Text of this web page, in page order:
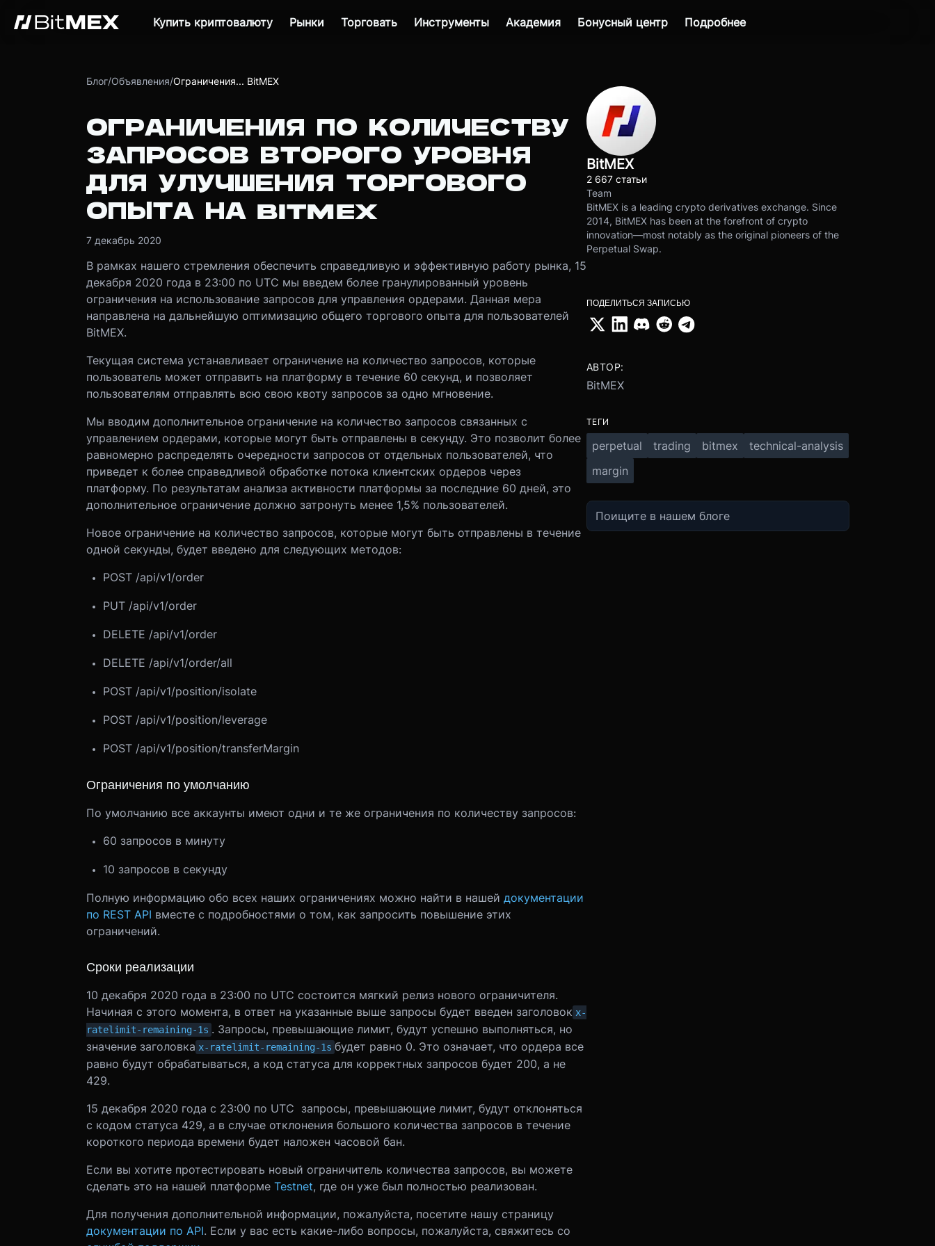
Купить криптовалюту Рынки Торговать Инструменты Академия Бонусный центр Подробнее
Блог/Объявления/Ограничения... BitMEX
ОГРАНИЧЕНИЯ ПО КОЛИЧЕСТВУ
ЗАПРОСОВ ВТОРОГО УРОВНЯ
ДЛЯ УЛУЧШЕНИЯ ТОРГОВОГО
ОПЫТА НА BITMEX
7 декабрь 2020
В рамках нашего стремления обеспечить справедливую и эффективную работу рынка, 15
декабря 2020 года в 23:00 по UTC мы введем более гранулированный уровень
ограничения на использование запросов для управления ордерами. Данная мера
направлена на дальнейшую оптимизацию общего торгового опыта для пользователей
BitMEX.
Текущая система устанавливает ограничение на количество запросов, которые
пользователь может отправить на платформу в течение 60 секунд, и позволяет
пользователям отправлять всю свою квоту запросов за одно мгновение.
Мы вводим дополнительное ограничение на количество запросов связанных с
управлением ордерами, которые могут быть отправлены в секунду. Это позволит более
равномерно распределять очередности запросов от отдельных пользователей, что
приведет к более справедливой обработке потока клиентских ордеров через
платформу. По результатам анализа активности платформы за последние 60 дней, это
дополнительное ограничение должно затронуть менее 1,5% пользователей.
Новое ограничение на количество запросов, которые могут быть отправлены в течение
одной секунды, будет введено для следующих методов:
POST /api/v1/order
PUT /api/v1/order
DELETE /api/v1/order
DELETE /api/v1/order/all
POST /api/v1/position/isolate
POST /api/v1/position/leverage
POST /api/v1/position/transferMargin
Ограничения по умолчанию
По умолчанию все аккаунты имеют одни и те же ограничения по количеству запросов:
60 запросов в минуту
10 запросов в секунду
Полную информацию обо всех наших ограничениях можно найти в нашей документации
по REST API вместе с подробностями о том, как запросить повышение этих
ограничений.
Сроки реализации
10 декабря 2020 года в 23:00 по UTC состоится мягкий релиз нового ограничителя.
Начиная с этого момента, в ответ на указанные выше запросы будет введен заголовок x-
ratelimit-remaining-1s . Запросы, превышающие лимит, будут успешно выполняться, но
значение заголовка x-ratelimit-remaining-1s будет равно 0. Это означает, что ордера все
равно будут обрабатываться, а код статуса для корректных запросов будет 200, а не
429.
15 декабря 2020 года с 23:00 по UTC запросы, превышающие лимит, будут отклоняться
с кодом статуса 429, а в случае отклонения большого количества запросов в течение
короткого периода времени будет наложен часовой бан.
Если вы хотите протестировать новый ограничитель количества запросов, вы можете
сделать это на нашей платформе Testnet, где он уже был полностью реализован.
Для получения дополнительной информации, пожалуйста, посетите нашу страницу
документации по API. Если у вас есть какие-либо вопросы, пожалуйста, свяжитесь со
BitMEX
2 667 статьи
Team
BitMEX is a leading crypto derivatives exchange. Since
2014, BitMEX has been at the forefront of crypto
innovation—most notably as the original pioneers of the
Perpetual Swap.
ПОДЕЛИТЬСЯ ЗАПИСЬЮ
АВТОР:
BitMEX
ТЕГИ
perpetual trading bitmex
technical-analysis
margin